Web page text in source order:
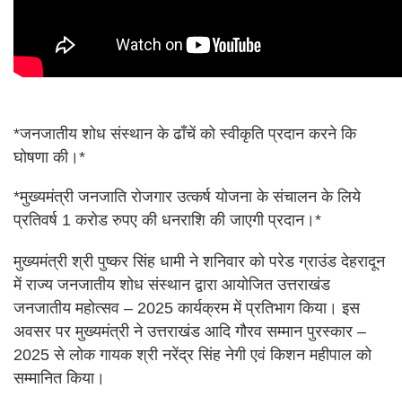
*जनजातीय शोध संस्थान के ढाँचें को स्वीकृति प्रदान करने कि
घोषणा की।*
*मुख्यमंत्री जनजाति रोजगार उत्कर्ष योजना के संचालन के लिये
प्रतिवर्ष 1 करोड रुपए की धनराशि की जाएगी प्रदान।*
मुख्यमंत्री श्री पुष्कर सिंह धामी ने शनिवार को परेड ग्राउंड देहरादून
में राज्य जनजातीय शोध संस्थान द्वारा आयोजित उत्तराखंड
जनजातीय महोत्सव – 2025 कार्यक्रम में प्रतिभाग किया। इस
अवसर पर मुख्यमंत्री ने उत्तराखंड आदि गौरव सम्मान पुरस्कार –
2025 से लोक गायक श्री नरेंद्र सिंह नेगी एवं किशन महीपाल को
सम्मानित किया।